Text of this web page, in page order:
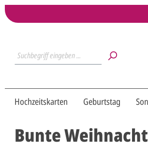
Hochzeitskarten Geburtstag
Bunte